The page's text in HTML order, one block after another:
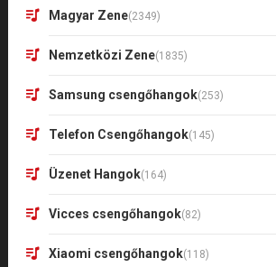
Magyar Zene(2349)
Nemzetközi Zene(1835)
Samsung csengőhangok(253)
Telefon Csengőhangok(145)
Üzenet Hangok(164)
Vicces csengőhangok(82)
Xiaomi csengőhangok(118)